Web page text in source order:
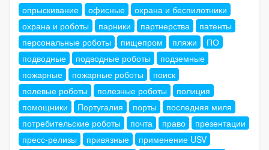
опрыскивание
офисные
охрана и беспилотники
охрана и роботы
парники партнерства
патенты
персональные роботы
пищепром пляжи
ПО
подводные
подводные роботы
подземные
пожарные
пожарные роботы
поиск
полевые роботы
полезные роботы
полиция
помощники
Португалия порты
последняя миля
потребительские роботы
почта право
презентации
пресс-релизы
привязные
применение USV